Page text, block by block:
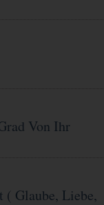
Von Ihr
( Glaube, Liebe,